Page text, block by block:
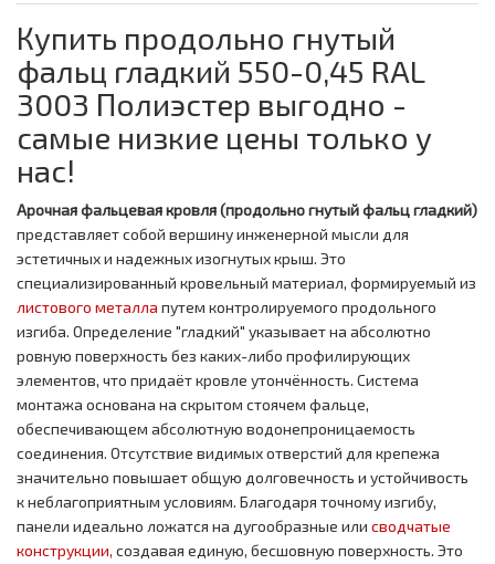
Купить продольно гнутый
фальц гладкий 550-0,45 RAL
3003 Полиэстер выгодно -
самые низкие цены только у
нас!
Арочная фальцевая кровля (продольно гнутый фальц гладкий)
представляет собой вершину инженерной мысли для
эстетичных и надежных изогнутых крыш. Это
специализированный кровельный материал, формируемый из
листового металла путем контролируемого продольного
изгиба. Определение "гладкий" указывает на абсолютно
ровную поверхность без каких-либо профилирующих
элементов, что придаёт кровле утончённость. Система
монтажа основана на скрытом стоячем фальце,
обеспечивающем абсолютную водонепроницаемость
соединения. Отсутствие видимых отверстий для крепежа
значительно повышает общую долговечность и устойчивость
к неблагоприятным условиям. Благодаря точному изгибу,
панели идеально ложатся на дугообразные или сводчатые
конструкции, создавая единую, бесшовную поверхность. Это